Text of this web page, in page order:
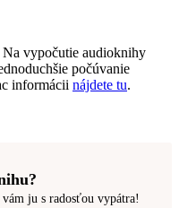
Na vypočutie audioknihy
počúvanie
informácii nájdete tu.
ju s radosťou vypátra!